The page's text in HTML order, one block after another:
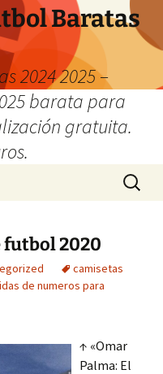
Baratas
2024 2025 –
barata para
gratuita.
Buscar:
2020
camisetas
de numeros para
↑ «Omar
Palma: El